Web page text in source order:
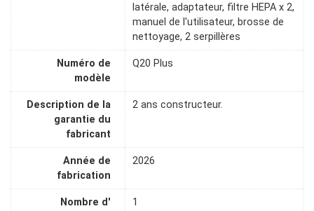
latérale, adaptateur, filtre HEPA x 2,
manuel de l'utilisateur, brosse de
nettoyage, 2 serpillères
Numéro de
modèle
Q20 Plus
Description de la
garantie du
fabricant
2 ans constructeur.
Année de
fabrication
2026
Nombre d' 1